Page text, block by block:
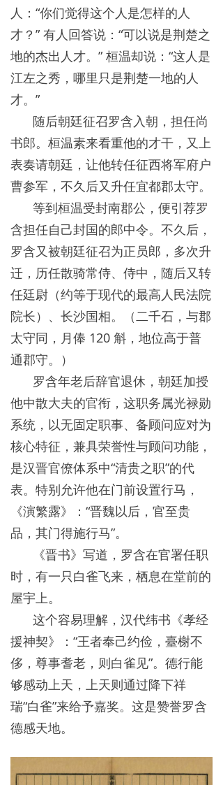
人：“你们觉得这个人是怎样的人
才？” 有人回答说：“可以说是荆楚之
地的杰出人才。” 桓温却说：“这人是
江左之秀，哪里只是荆楚一地的人
才。”
随后朝廷征召罗含入朝，担任尚
书郎。桓温素来看重他的才干，又上
表奏请朝廷，让他转任征西将军府户
曹参军，不久后又升任宜都郡太守。
等到桓温受封南郡公，便引荐罗
含担任自己封国的郎中令。不久后，
罗含又被朝廷征召为正员郎，多次升
迁，历任散骑常侍、侍中，随后又转
任廷尉（约等于现代的最高人民法院
院长）、长沙国相。（二千石，与郡
太守同，月俸 120 斛，地位高于普
通郡守。）
罗含年老后辞官退休，朝廷加授
他中散大夫的官衔，这职务属光禄勋
系统，以无固定职事、备顾问应对为
核心特征，兼具荣誉性与顾问功能，
是汉晋官僚体系中“清贵之职”的代
表。特别允许他在门前设置行马，
《演繁露》：“晋魏以后，官至贵
品，其门得施行马”。
《晋书》写道，罗含在官署任职
时，有一只白雀飞来，栖息在堂前的
屋宇上。
这个容易理解，汉代纬书《孝经
援神契》：“王者奉己约俭，臺榭不
侈，尊事耆老，则白雀见”。德行能
够感动上天，上天则通过降下祥
瑞“白雀”来给予嘉奖。这是赞誉罗含
德感天地。